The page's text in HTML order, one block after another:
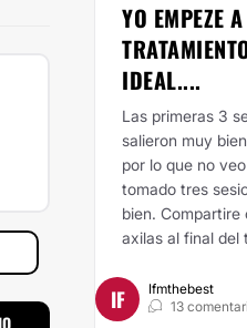
YO EMPEZE
IDEAL....
Las primeras 3
salieron muy
por lo que no
tomado tres
bien. Compartire
axilas al final del
IF
Ifmthebest
13